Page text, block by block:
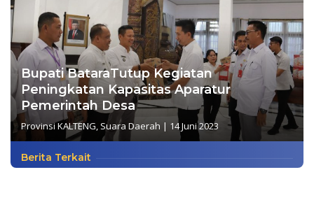
Bupati BataraTutup Kegiatan
Peningkatan Kapasitas Aparatur
Pemerintah Desa
Provinsi KALTENG, Suara Daerah | 14 Juni 2023
Berita Terkait